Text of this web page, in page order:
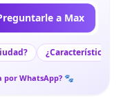
a Max
¿Características
WhatsApp? 🐾